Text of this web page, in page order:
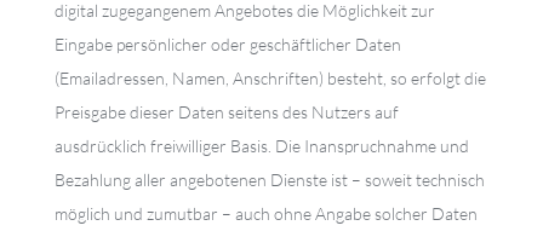
digital zugegangenem Angebotes die Möglichkeit zur
Eingabe persönlicher oder geschäftlicher Daten
(Emailadressen, Namen, Anschriften) besteht, so erfolgt die
Preisgabe dieser Daten seitens des Nutzers auf
ausdrücklich freiwilliger Basis. Die Inanspruchnahme und
Bezahlung aller angebotenen Dienste ist – soweit technisch
möglich und zumutbar – auch ohne Angabe solcher Daten